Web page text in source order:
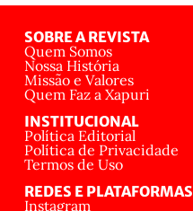
SOBRE A REVISTA
Quem Somos
Nossa História
Missão e Valores
Quem Faz a Xapuri
INSTITUCIONAL
Política Editorial
Política de Privacidade
Termos de Uso
REDES E PLATAFORMAS
Instagram